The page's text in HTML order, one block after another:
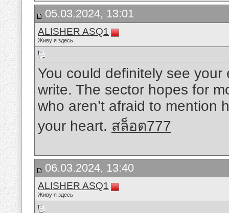
05.03.2024, 13:01
ALISHER ASQ1
Живу я здесь
You could definitely see
write. The sector hopes for
who aren’t afraid to mention
your heart. สล็อต777
06.03.2024, 13:40
ALISHER ASQ1
Живу я здесь